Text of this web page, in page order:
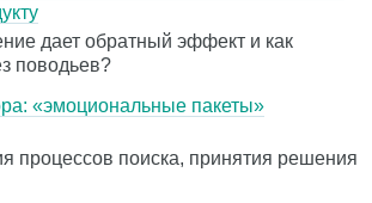
дает обратный эффект и как
поводьев?
«эмоциональные пакеты»
процессов поиска, принятия решения